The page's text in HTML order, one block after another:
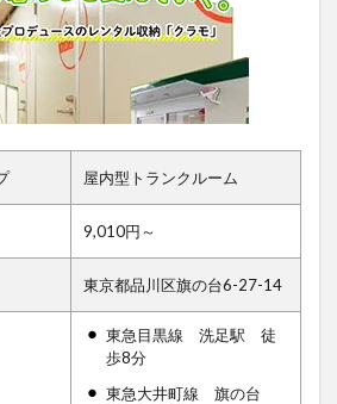
屋内型トランクルーム
9,010円～
東京都品川区旗の台6-27-14
東急目黒線 洗足駅 徒
歩8分
東急大井町線 旗の台